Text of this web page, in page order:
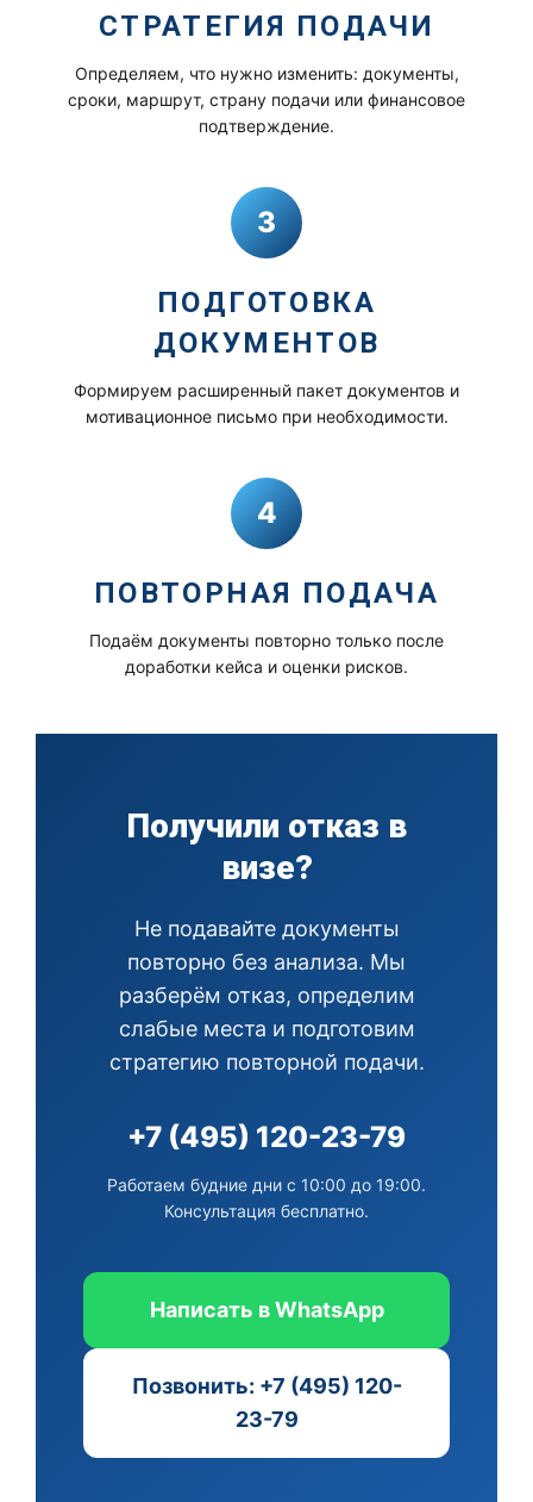
СТРАТЕГИЯ ПОДАЧИ
Определяем, что нужно изменить: документы,
сроки, маршрут, страну подачи или финансовое
подтверждение.
3
ПОДГОТОВКА
ДОКУМЕНТОВ
Формируем расширенный пакет документов и
мотивационное письмо при необходимости.
4
ПОВТОРНАЯ ПОДАЧА
Подаём документы повторно только после
доработки кейса и оценки рисков.
Получили отказ в
визе?
Не подавайте документы
повторно без анализа. Мы
разберём отказ, определим
слабые места и подготовим
стратегию повторной подачи.
+7 (495) 120-23-79
Работаем будние дни с 10:00 до 19:00.
Консультация бесплатно.
Написать в WhatsApp
Позвонить: +7 (495) 120-
23-79